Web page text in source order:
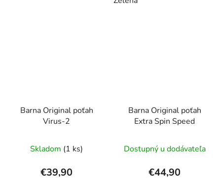
Barna Original poťah
Virus-2
Skladom (1 ks)
€39,90
Barna Original poťah
Extra Spin Speed
Dostupný u dodávateľa
€44,90